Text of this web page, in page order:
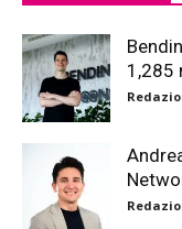
1,285